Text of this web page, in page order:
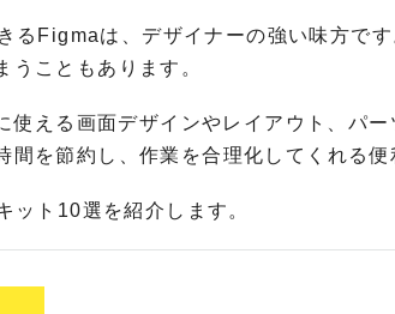
るFigmaは、デザイナーの強い味方で
うこともあります。
使える画面デザインやレイアウト、パ
間を節約し、作業を合理化してくれる便
ット10選を紹介します。